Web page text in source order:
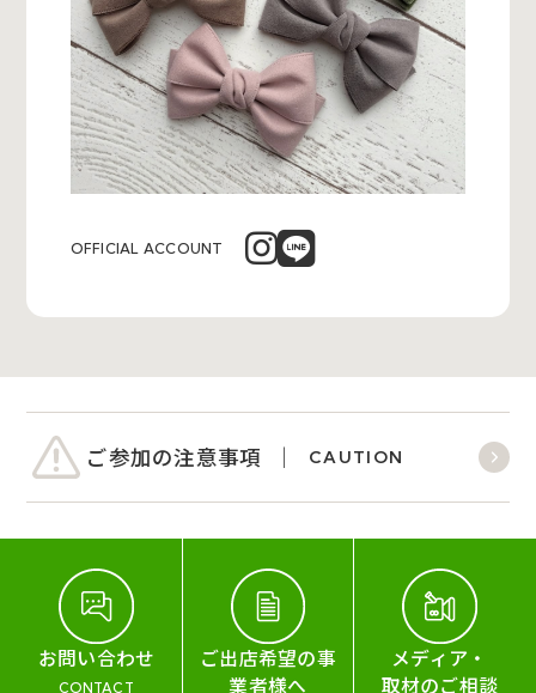
OFFICIAL ACCOUNT
ご参加の注意事項 CAUTION
お問い合わせ
CONTACT
ご出店希望の事
業者様へ
メディア・
取材のご相談